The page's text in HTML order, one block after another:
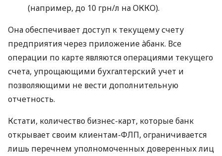
(например, до 10 грн/л на ОККО).
Она обеспечивает доступ к текущему счету
предприятия через приложение àбанк. Все
операции по карте являются операциями текущего
счета, упрощающими бухгалтерский учет и
позволяющими не вести дополнительную
отчетность.
Кстати, количество бизнес-карт, которые банк
открывает своим клиентам-ФЛП, ограничивается
лишь перечнем уполномоченных доверенных лиц